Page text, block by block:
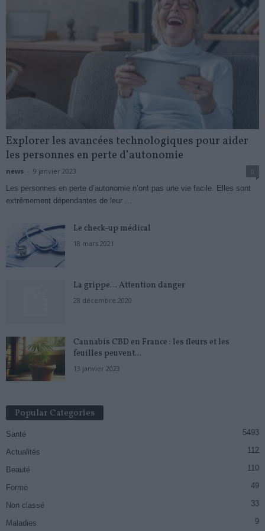
Explorer les avancées technologiques pour aider
les personnes en perte d’autonomie
news - 9 janvier 2023
0
Les personnes en perte d’autonomie n’ont pas une vie facile. Elles sont
extrêmement dépendantes de leur ...
Le check-up médical
18 mars 2021
La grippe… Attention danger
28 décembre 2020
Cannabis CBD en France : les fleurs et les
feuilles peuvent...
13 janvier 2023
Popular Categories
Santé 5493
Actualités 112
Beauté 110
Forme 49
Non classé 33
Maladies 9